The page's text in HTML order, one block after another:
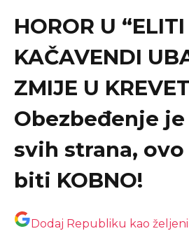
HOROR U “ELITI
KAČAVENDI
ZMIJE U
Obezbeđenje je
svih strana,
biti KOBNO!
Dodaj Republiku kao